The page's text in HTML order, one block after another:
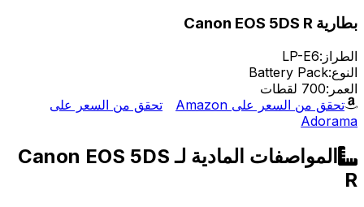
بطارية Canon EOS 5DS R
الطراز:LP-E6
النوع:Battery Pack
العمر:700 لقطات
تحقق من السعر على Amazon
تحقق من السعر على
Adorama
المواصفات المادية لـ Canon EOS 5DS
R